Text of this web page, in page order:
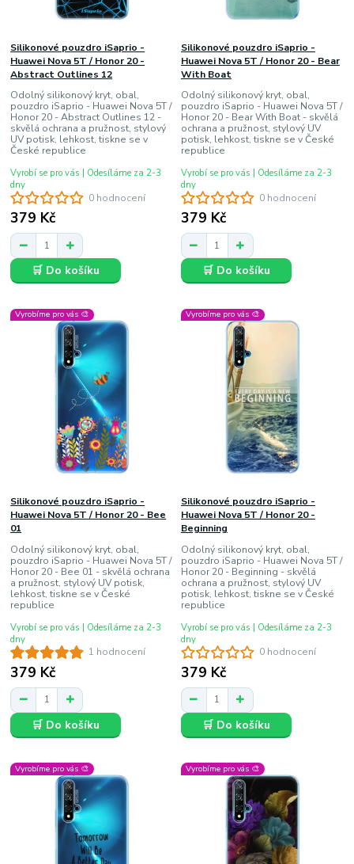
0 hodnocení
Silikonové pouzdro iSaprio -
Huawei Nova 5T / Honor 20 -
Abstract Outlines 12
Odolný silikonový kryt, obal,
pouzdro iSaprio - Huawei Nova 5T /
Honor 20 - Abstract Outlines 12 -
skvělá ochrana a pružnost, stylový
UV potisk, lehkost, tiskne se v
České republice
379 Kč
Vyrobí se pro vás | Odesíláme za 2-3
dny
🛒 Do košíku
0 hodnocení
Silikonové pouzdro iSaprio -
Huawei Nova 5T / Honor 20 - Bear
With Boat
Odolný silikonový kryt, obal,
pouzdro iSaprio - Huawei Nova 5T /
Honor 20 - Bear With Boat - skvělá
ochrana a pružnost, stylový UV
potisk, lehkost, tiskne se v České
republice
379 Kč
Vyrobí se pro vás | Odesíláme za 2-3
dny
🛒 Do košíku
Vyrobíme pro vás 🎨
1 hodnocení
Silikonové pouzdro iSaprio -
Huawei Nova 5T / Honor 20 - Bee
01
Odolný silikonový kryt, obal,
pouzdro iSaprio - Huawei Nova 5T /
Honor 20 - Bee 01 - skvělá ochrana
a pružnost, stylový UV potisk,
lehkost, tiskne se v České
republice
379 Kč
Vyrobí se pro vás | Odesíláme za 2-3
dny
🛒 Do košíku
Vyrobíme pro vás 🎨
0 hodnocení
Silikonové pouzdro iSaprio -
Huawei Nova 5T / Honor 20 -
Beginning
Odolný silikonový kryt, obal,
pouzdro iSaprio - Huawei Nova 5T /
Honor 20 - Beginning - skvělá
ochrana a pružnost, stylový UV
potisk, lehkost, tiskne se v České
republice
379 Kč
Vyrobí se pro vás | Odesíláme za 2-3
dny
🛒 Do košíku
Vyrobíme pro vás 🎨 Vyrobíme pro vás 🎨